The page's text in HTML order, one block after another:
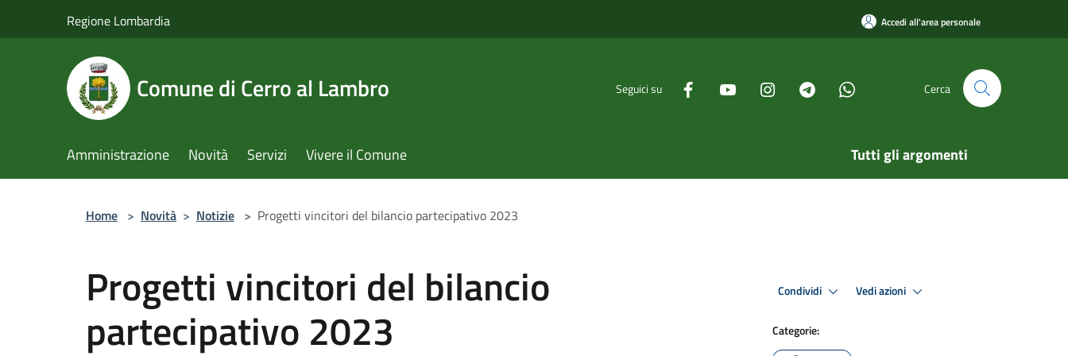
Regione Lombardia Accedi all'area personale
Comune di Cerro al Lambro Seguici su Cerca
Amministrazione Novità Servizi Vivere il Comune Tutti gli argomenti
Home > Novità > Notizie > Progetti vincitori del bilancio partecipativo 2023
Progetti vincitori del bilancio
partecipativo 2023
Condividi Vedi azioni
Categorie: